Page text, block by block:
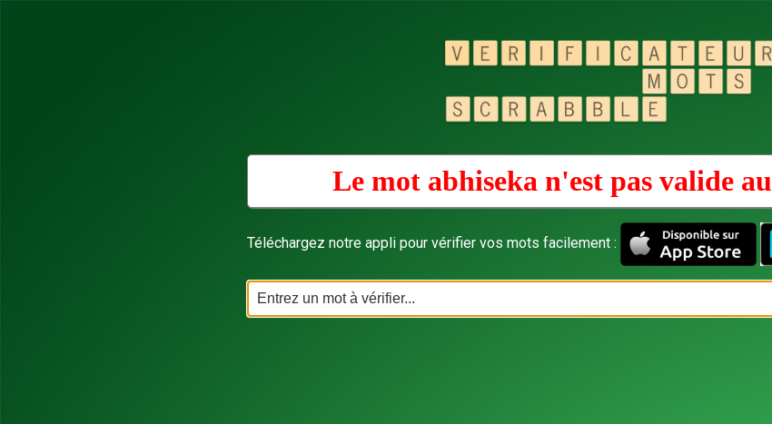
Le mot abhiseka n'est pas valide au
Téléchargez notre appli pour vérifier vos mots facilement :